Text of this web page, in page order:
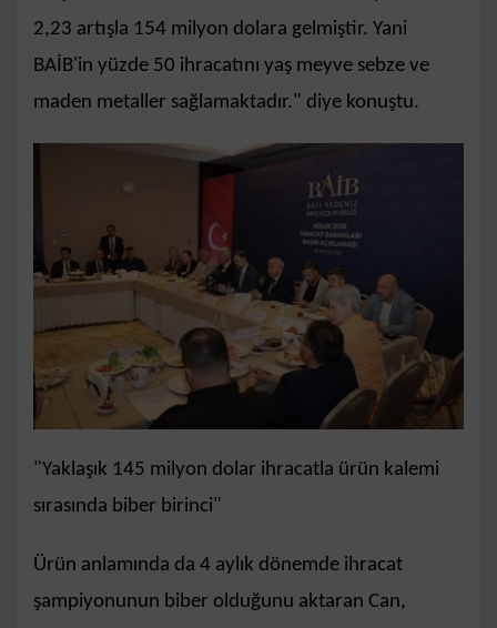
2,23 artışla 154 milyon dolara gelmiştir. Yani
BAİB'in yüzde 50 ihracatını yaş meyve sebze ve
maden metaller sağlamaktadır." diye konuştu.
"Yaklaşık 145 milyon dolar ihracatla ürün kalemi
sırasında biber birinci"
Ürün anlamında da 4 aylık dönemde ihracat
şampiyonunun biber olduğunu aktaran Can,